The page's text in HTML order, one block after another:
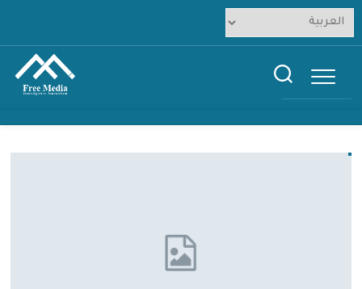
Skip
content